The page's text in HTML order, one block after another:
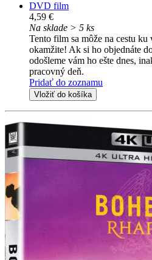
DVD film
4,59 €
Na sklade > 5 ks
Tento film sa môže na cestu
okamžite! Ak si ho objednáte
odošleme vám ho ešte dnes,
pracovný deň.
Pridať do zoznamu
Vložiť do košíka